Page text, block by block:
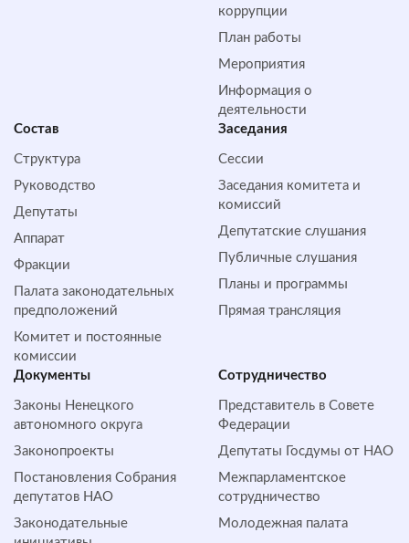
коррупции
План работы
Мероприятия
Информация о
деятельности
Состав
Структура
Руководство
Депутаты
Аппарат
Фракции
Палата законодательных
предположений
Комитет и постоянные
комиссии
Заседания
Сессии
Заседания комитета и
комиссий
Депутатские слушания
Публичные слушания
Планы и программы
Прямая трансляция
Документы
Законы Ненецкого
автономного округа
Законопроекты
Постановления Собрания
депутатов НАО
Законодательные
Сотрудничество
Представитель в Совете
Федерации
Депутаты Госдумы от НАО
Межпарламентское
сотрудничество
Молодежная палата